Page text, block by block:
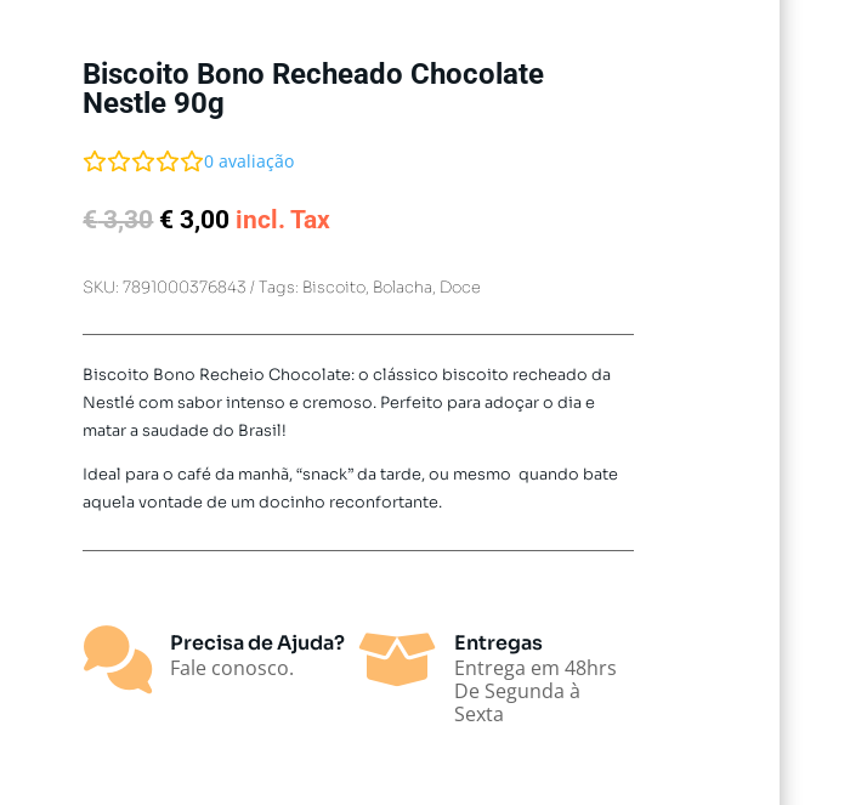
Biscoito Bono Recheado Chocolate
Nestle 90g
0 avaliação
€3,30O
original
era:
€ 3,30.
€ 3,00 O
atual
é:
€ 3,00.
incl. Tax
SKU:7891000376843 Tags: Biscoito, Bolacha, Doce
Biscoito Bono Recheio Chocolate: o clássico biscoito recheado da
Nestlé com sabor intenso e cremoso. Perfeito para adoçar o dia e
matar a saudade do Brasil!
Ideal para o café da manhã, “snack” da tarde, ou mesmo quando bate
aquela vontade de um docinho reconfortante.
 Precisa de Ajuda?
Fale conosco.  Entregas
Entrega em 48hrs
De Segunda à
Sexta